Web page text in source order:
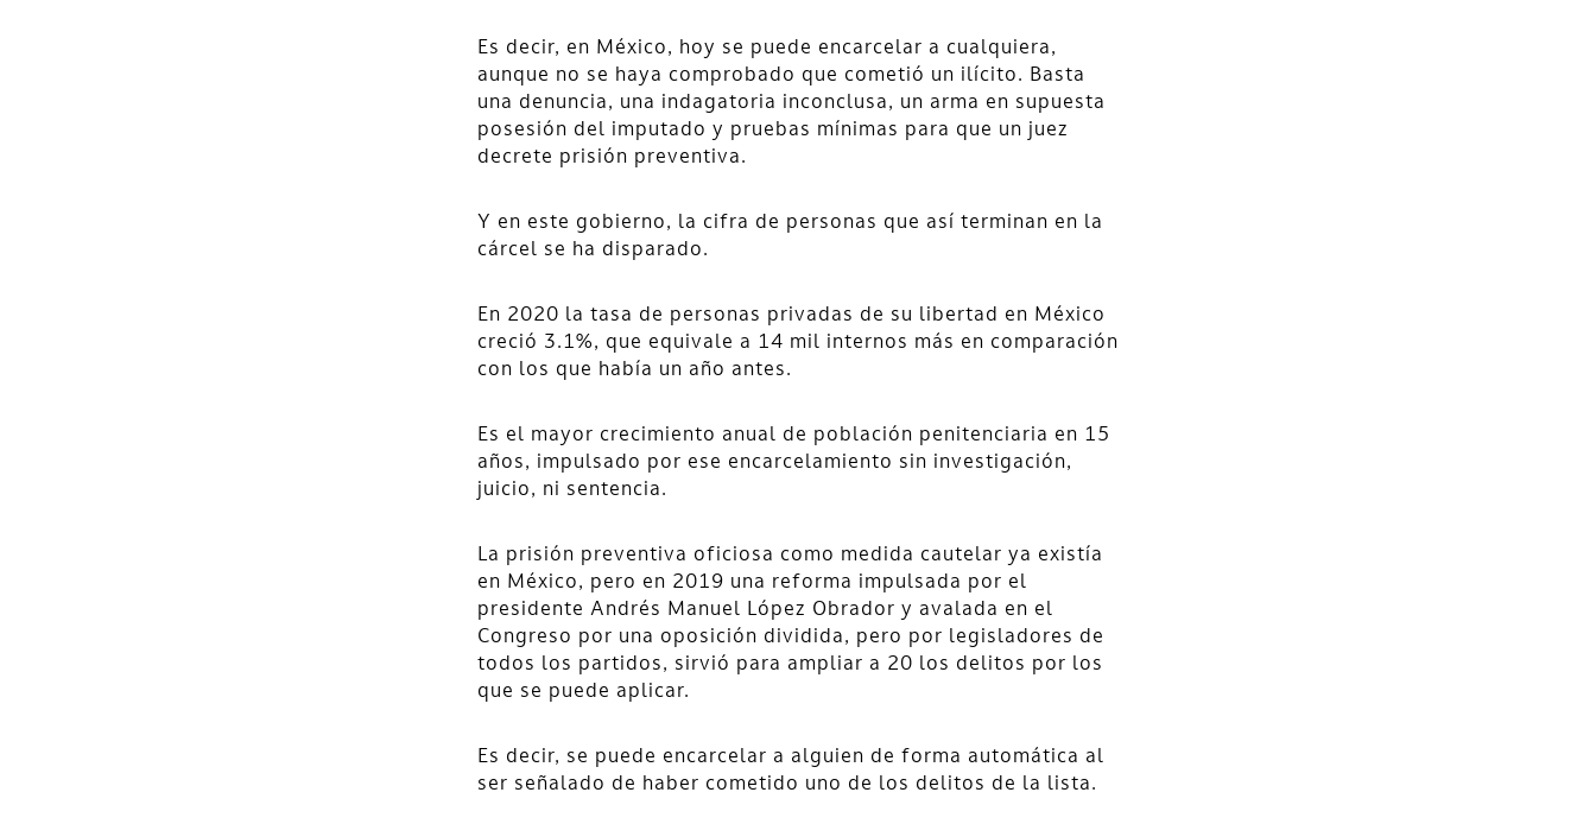
Es decir, en México, hoy se puede encarcelar a cualquiera,
aunque no se haya comprobado que cometió un ilícito. Basta
una denuncia, una indagatoria inconclusa, un arma en supuesta
posesión del imputado y pruebas mínimas para que un juez
decrete prisión preventiva.
Y en este gobierno, la cifra de personas que así terminan en la
cárcel se ha disparado.
En 2020 la tasa de personas privadas de su libertad en México
creció 3.1%, que equivale a 14 mil internos más en comparación
con los que había un año antes.
Es el mayor crecimiento anual de población penitenciaria en 15
años, impulsado por ese encarcelamiento sin investigación,
juicio, ni sentencia.
La prisión preventiva oficiosa como medida cautelar ya existía
en México, pero en 2019 una reforma impulsada por el
presidente Andrés Manuel López Obrador y avalada en el
Congreso por una oposición dividida, pero por legisladores de
todos los partidos, sirvió para ampliar a 20 los delitos por los
que se puede aplicar.
Es decir, se puede encarcelar a alguien de forma automática al
ser señalado de haber cometido uno de los delitos de la lista.